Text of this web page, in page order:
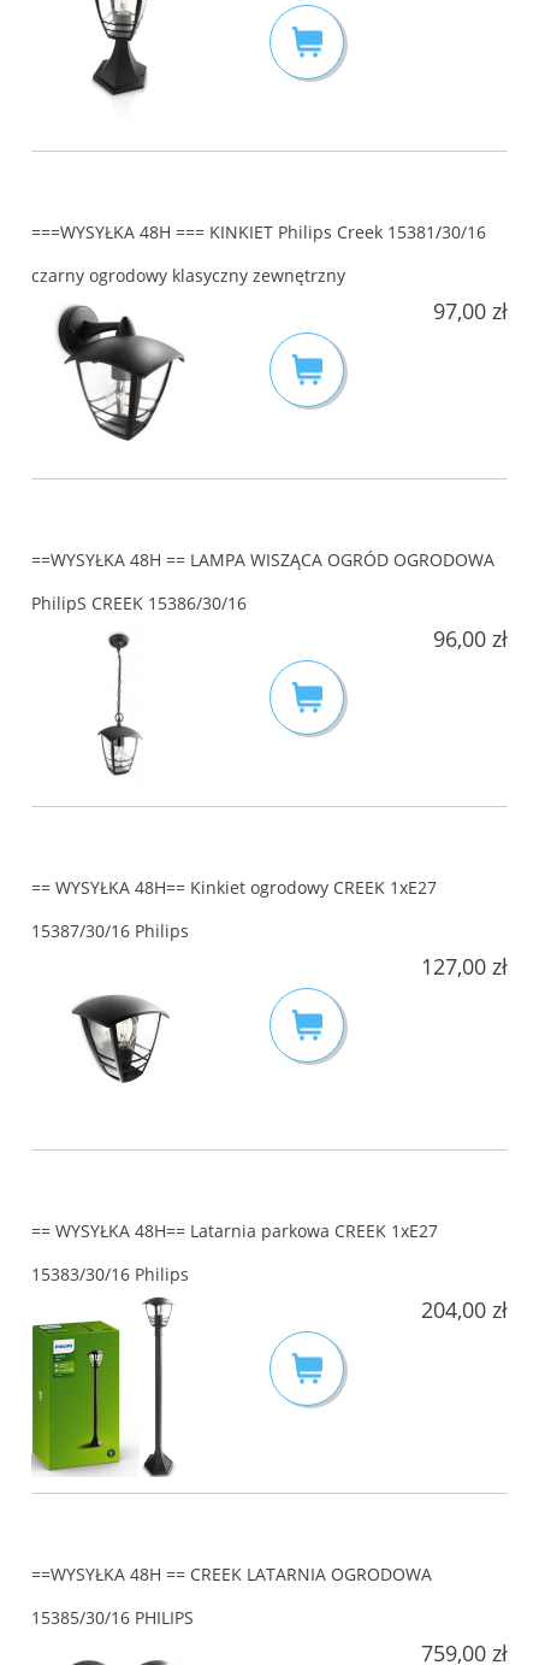
===WYSYŁKA 48H === KINKIET Philips Creek 15381/30/16
czarny ogrodowy klasyczny zewnętrzny
97,00 zł
==WYSYŁKA 48H == LAMPA WISZĄCA OGRÓD OGRODOWA
PhilipS CREEK 15386/30/16
96,00 zł
== WYSYŁKA 48H== Kinkiet ogrodowy CREEK 1xE27
15387/30/16 Philips
127,00 zł
== WYSYŁKA 48H== Latarnia parkowa CREEK 1xE27
15383/30/16 Philips
204,00 zł
==WYSYŁKA 48H == CREEK LATARNIA OGRODOWA
15385/30/16 PHILIPS
759,00 zł